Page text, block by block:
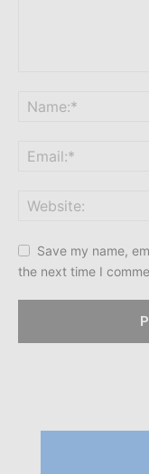
Save my name,
the next time I